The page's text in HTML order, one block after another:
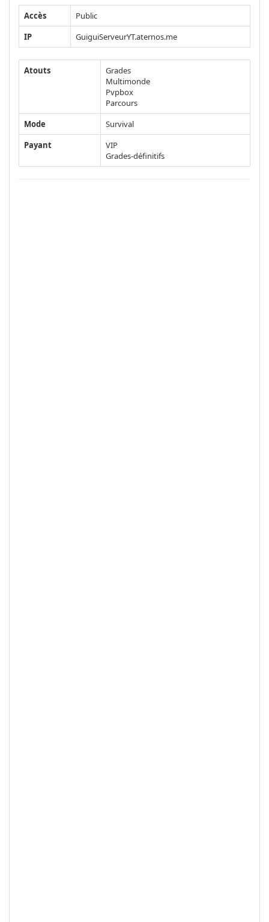
Accès
Public
IP
GuiguiServeurYT.aternos.me
Atouts
Grades
Multimonde
Pvpbox
Parcours
Mode
Survival
Payant
VIP
Grades-définitifs